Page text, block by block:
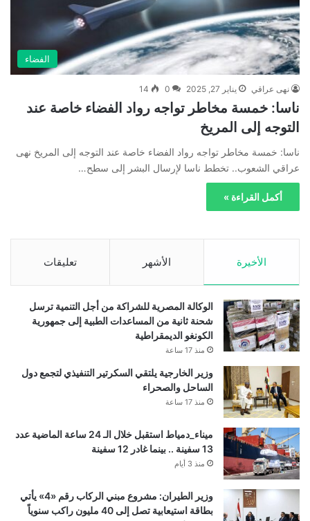
الفضاء
نهى عراقي يناير 27, 2025 0
14
ناسا: خمسة مخاطر تواجه رواد الفضاء خاصة عند
التوجه إلى المريخ
ناسا: خمسة مخاطر تواجه رواد الفضاء خاصة عند التوجه إلى المريخ نهى
عراقي الشعوب.. تخطط ناسا لإرسال البشر إلى سطح…
أكمل القراءة »
الأخيرة الأشهر تعليقات
الوكالة المصرية للشراكة من أجل التنمية ترسل
شحنة ثانية من المساعدات الطبية إلى جمهورية
الكونغو الديمقراطية
منذ 17 ساعة
وزير الخارجية يلتقي السكرتير التنفيذي لتجمع دول
الساحل والصحراء
منذ 17 ساعة
ميناء_دمياط استقبل خلال الـ 24 ساعة الماضية عدد
13 سفينة .. بينما غادر 12 سفينة
منذ 3 أيام
وزير الطيران: مشروع مبني الركاب رقم «4» يأتي
بطاقة استيعابية تصل إلى 40 مليون راكب سنوياً